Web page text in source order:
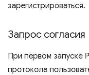
зарегистрироваться.
Запрос согласия
При первом запуске
протокола